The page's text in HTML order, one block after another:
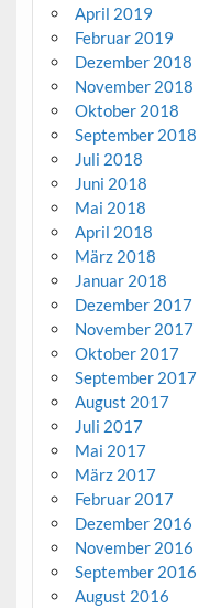
April 2019
Februar 2019
Dezember 2018
November 2018
Oktober 2018
September 2018
Juli 2018
Juni 2018
Mai 2018
April 2018
März 2018
Januar 2018
Dezember 2017
November 2017
Oktober 2017
September 2017
August 2017
Juli 2017
Mai 2017
März 2017
Februar 2017
Dezember 2016
November 2016
September 2016
August 2016